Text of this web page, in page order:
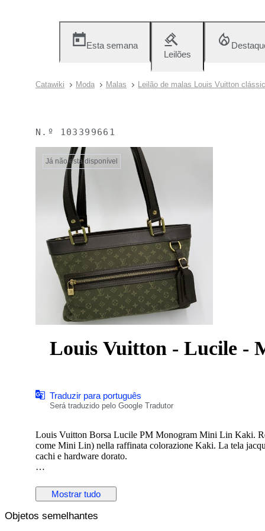
Esta semana
Leilões
Catawiki Moda Malas Leilão de malas Louis Vuitton
N.º 103399661
Já não está disponível
Louis Vuitton - Lucile -
Traduzir para português
Será traduzido pelo Google Tradutor
Louis Vuitton Borsa Lucile PM Monogram Mini Lin Kaki.
come Mini Lin) nella raffinata colorazione Kaki. La tela
cachi e hardware dorato.
caldo. Chiusura superiore con zip per la massima sicurezza.
Condizioni: Eccellenti, lievi segni di usura sugli angoli
Mostrar tudo
Objetos semelhantes